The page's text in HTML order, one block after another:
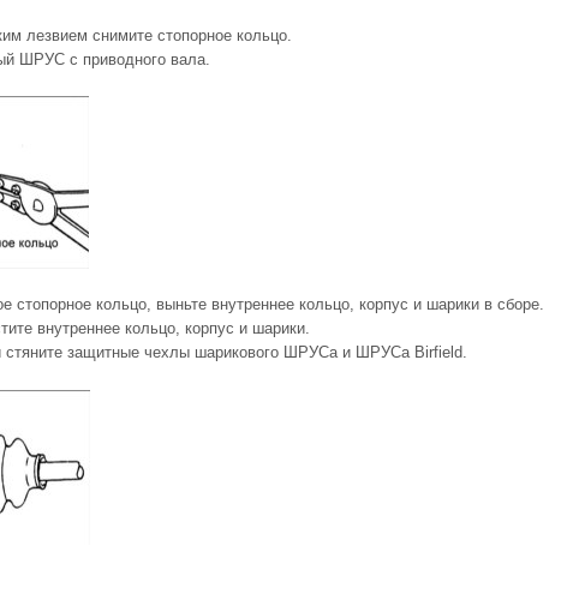
лезвием снимите стопорное кольцо.
ШРУС с приводного вала.
стопорное кольцо, выньте внутреннее кольцо, корпус и шарики в сборе.
внутреннее кольцо, корпус и шарики.
стяните защитные чехлы шарикового ШРУСа и ШРУСа Birfield.